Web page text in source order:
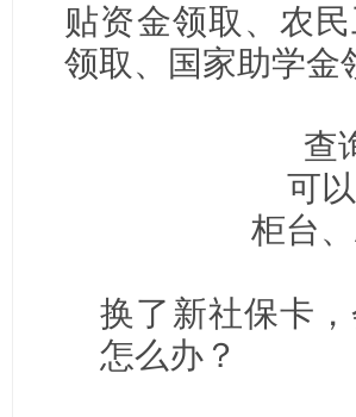
贴资金领取、农
领取、国家助学金
查
可
柜台
换了新社保卡
怎么办？